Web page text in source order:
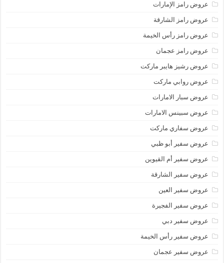
عروض رامز الإمارات
عروض رامز الشارقة
عروض رامز رأس الخيمة
عروض رامز عجمان
عروض رشيز هايبر ماركت
عروض روابي ماركت
عروض سبار الامارات
عروض سبينس الامارات
عروض سفاري ماركت
عروض سفير أبو ظبي
عروض سفير أم القيوين
عروض سفير الشارقة
عروض سفير العين
عروض سفير الفجيرة
عروض سفير دبي
عروض سفير رأس الخيمة
عروض سفير عجمان